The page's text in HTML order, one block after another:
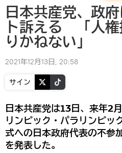
日本共産党、政
ト訴える 「人
りかねない」
2021年12月13日, 20:58
サイン
日本共産党は13日、来年2
リンピック・パラリンピッ
式への日本政府代表の不参
を発表した。